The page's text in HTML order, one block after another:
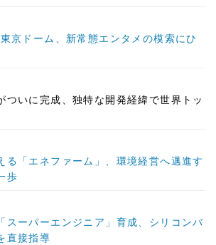
京ドーム、新常態エンタメの模索にひ
ついに完成、独特な開発経緯で世界トッ
る「エネファーム」、環境経営へ邁進す
歩
スーパーエンジニア」育成、シリコンバ
直接指導